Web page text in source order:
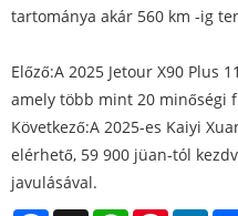
tartománya akár 560 km -ig
Előző:A 2025 Jetour X90 Plus
amely több mint 20 minőségi
Következő:A 2025-es Kaiyi
elérhető, 59 900 jüan-tól
javulásával.